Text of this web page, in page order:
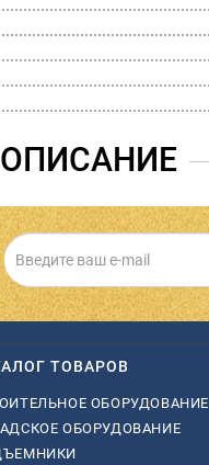
ОПИСАНИЕ
ТОВАРОВ
ОБОРУДОВАНИЕ
ОБОРУДОВАНИЕ